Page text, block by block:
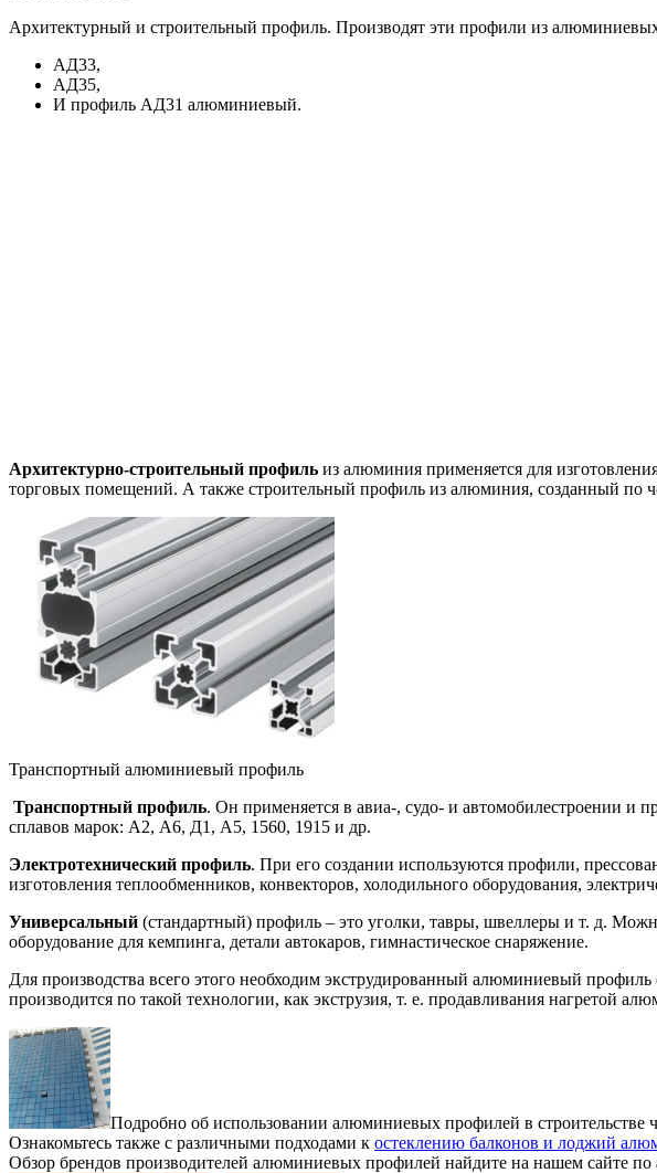
Архитектурный и строительный профиль. Производят эти профили из
АД33,
АД35,
И профиль АД31 алюминиевый.
Архитектурно-строительный профиль из алюминия применяется для
торговых помещений. А также строительный профиль из алюминия, созданный по
Транспортный алюминиевый профиль
Транспортный профиль. Он применяется в авиа-, судо- и автомобилестроении и
сплавов марок: А2, А6, Д1, А5, 1560, 1915 и др.
Электротехнический профиль. При его создании используются профили,
изготовления теплообменников, конвекторов, холодильного оборудования,
Универсальный (стандартный) профиль – это уголки, тавры, швеллеры и т. д.
оборудование для кемпинга, детали автокаров, гимнастическое снаряжение.
Для производства всего этого необходим экструдированный алюминиевый
производится по такой технологии, как экструзия, т. е. продавливания нагретой
Подробно об использовании алюминиевых профилей в строительстве
Ознакомьтесь также с различными подходами к остеклению балконов и лоджий
Обзор брендов производителей алюминиевых профилей найдите на нашем сайте по